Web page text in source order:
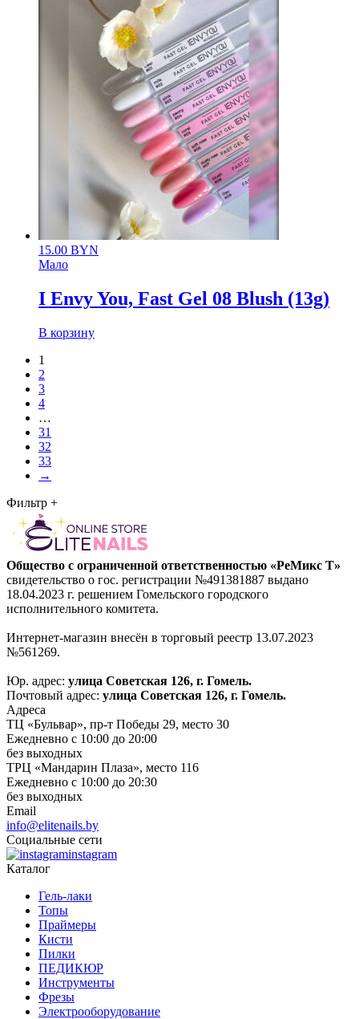
15.00 BYN
Мало
I Envy You, Fast Gel 08 Blush (13g)
В корзину
1
2
3
4
…
31
32
33
→
Фильтр +
Общество с ограниченной ответственностью «РеМикс Т»
свидетельство о гос. регистрации №491381887 выдано
18.04.2023 г. решением Гомельского городского
исполнительного комитета.
Интернет-магазин внесён в торговый реестр 13.07.2023
№561269.
Юр. адрес: улица Советская 126, г. Гомель.
Почтовый адрес: улица Советская 126, г. Гомель.
Адреса
ТЦ «Бульвар», пр-т Победы 29, место 30
Ежедневно с 10:00 до 20:00
без выходных
ТРЦ «Мандарин Плаза», место 116
Ежедневно с 10:00 до 20:30
без выходных
Email
info@elitenails.by
Социальные сети
instagram
Каталог
Гель-лаки
Топы
Праймеры
Кисти
Пилки
ПЕДИКЮР
Инструменты
Фрезы
Электрооборудование